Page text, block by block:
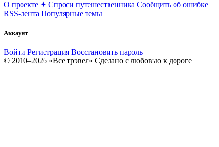
О проекте ✦ Спроси путешественника Сообщить об ошибке
RSS-лента Популярные темы
Аккаунт
Войти Регистрация Восстановить пароль
© 2010–2026 «Все трэвел» Сделано с любовью к дороге